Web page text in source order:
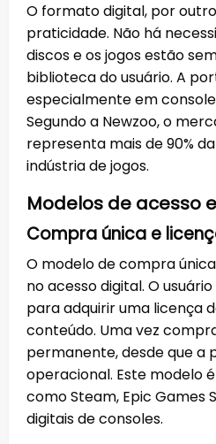
O formato digital, por
praticidade. Não há
discos e os jogos estão
biblioteca do usuário. A
especialmente em
Segundo a Newzoo, o
representa mais de 90%
indústria de jogos.
Modelos de acesso
Compra única e
O modelo de compra
no acesso digital. O
para adquirir uma licença
conteúdo. Uma vez
permanente, desde que a
operacional. Este modelo
como Steam, Epic Games
digitais de consoles.